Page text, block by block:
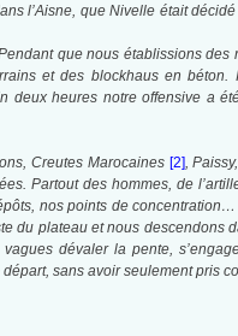
l’Aisne, que Nivelle était
que nous établissions
et des blockhaus en
heures notre offensive a
Creutes Marocaines [2],
Partout des hommes, de
nos points de
plateau et nous descendons
dévaler la pente,
sans avoir seulement pris